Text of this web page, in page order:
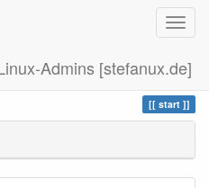
Admins [stefanux.de]
start